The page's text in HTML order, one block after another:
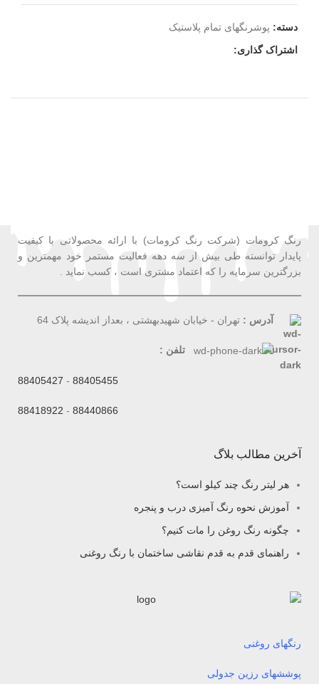
دسته: پوشرنگهای تمام پلاستیک
اشتراک گذاری:
رنگ کرومات (شرکت رنگ کرومات) با ارائه محصولاتی با کیفیت
پایدار توانسته طی بیش از سه دهه فعالیت مستمر خود مهمترین و
بزرگترین سرمایه را که اعتماد مشتری است ، کسب نماید .
آدرس : تهران - خیابان شهیدبهشتی ، بعداز اندیشه پلاک 64
تلفن :
88405455
-
88405427
88440866
-
88418922
آخرین مطالب بلاگ
هر لیتر رنگ چند کیلو است؟
آموزش نحوه رنگ آمیزی درب و پنجره
چگونه رنگ روغن را مات کنیم؟
راهنمای قدم به قدم نقاشی ساختمان با رنگ روغنی
رنگهای روغنی
پوششهای رزین جدولی